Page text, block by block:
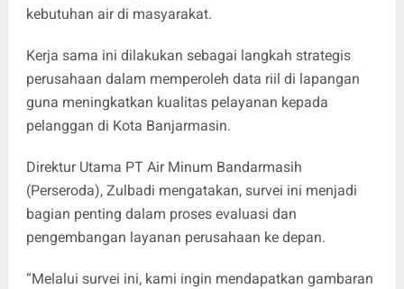
kebutuhan air di masyarakat.
Kerja sama ini dilakukan sebagai langkah strategis
perusahaan dalam memperoleh data riil di lapangan
guna meningkatkan kualitas pelayanan kepada
pelanggan di Kota Banjarmasin.
Direktur Utama PT Air Minum Bandarmasih
(Perseroda), Zulbadi mengatakan, survei ini menjadi
bagian penting dalam proses evaluasi dan
pengembangan layanan perusahaan ke depan.
“Melalui survei ini, kami ingin mendapatkan gambaran